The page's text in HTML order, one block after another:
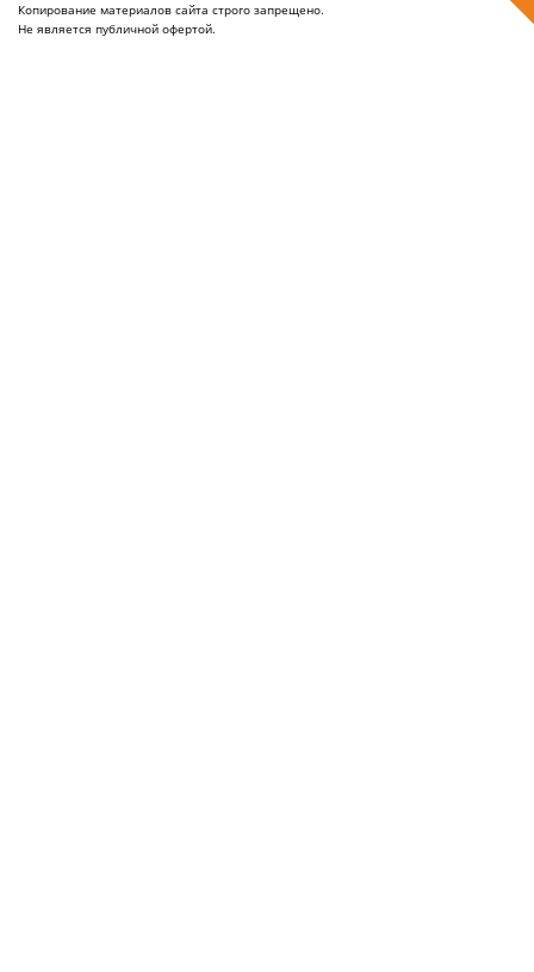
Копирование материалов сайта строго запрещено.
Не является публичной офертой.